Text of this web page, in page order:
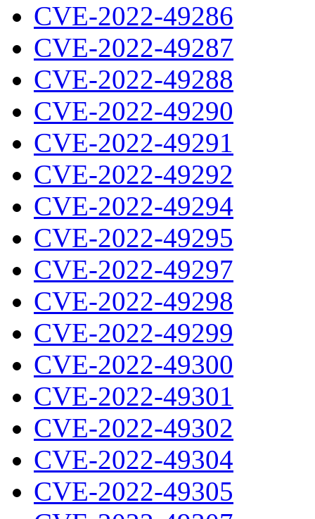
CVE-2022-49286
CVE-2022-49287
CVE-2022-49288
CVE-2022-49290
CVE-2022-49291
CVE-2022-49292
CVE-2022-49294
CVE-2022-49295
CVE-2022-49297
CVE-2022-49298
CVE-2022-49299
CVE-2022-49300
CVE-2022-49301
CVE-2022-49302
CVE-2022-49304
CVE-2022-49305